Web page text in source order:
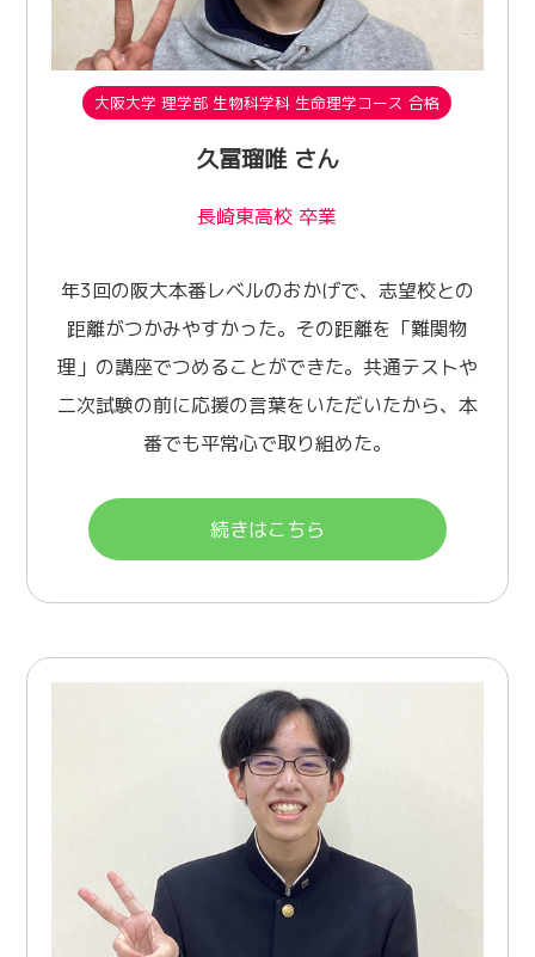
大阪大学 理学部 生物科学科 生命理学コース 合格
久冨瑠唯 さん
長崎東高校 卒業
年3回の阪大本番レベルのおかげで、志望校との
距離がつかみやすかった。その距離を「難関物
理」の講座でつめることができた。共通テストや
二次試験の前に応援の言葉をいただいたから、本
番でも平常心で取り組めた。
続きはこちら